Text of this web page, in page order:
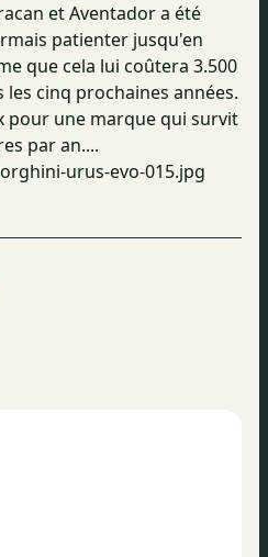
et Aventador a été
patienter jusqu'en
que cela lui coûtera 3.500
cinq prochaines années.
pour une marque qui survit
par an....